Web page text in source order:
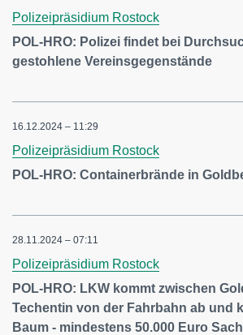
Polizeipräsidium Rostock
POL-HRO: Polizei findet bei
gestohlene Vereinsgegenstände
16.12.2024 – 11:29
Polizeipräsidium Rostock
POL-HRO: Containerbrände in
28.11.2024 – 07:11
Polizeipräsidium Rostock
POL-HRO: LKW kommt zwischen
Techentin von der Fahrbahn ab und
Baum - mindestens 50.000 Euro